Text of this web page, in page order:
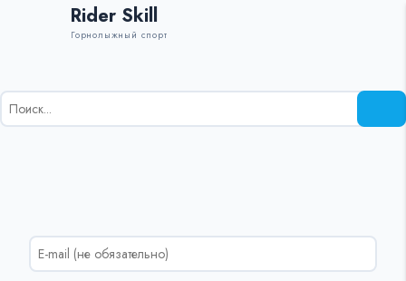
Rider Skill
Горнолыжный спорт
Результаты
поиска